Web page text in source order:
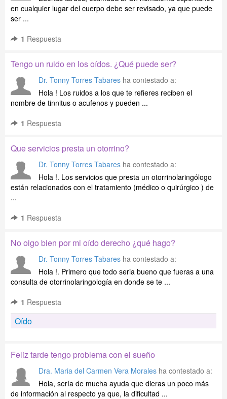
en cualquier lugar del cuerpo debe ser revisado, ya que puede
ser ...
1 Respuesta
Tengo un ruido en los oídos. ¿Qué puede ser?
Dr. Tonny Torres Tabares ha contestado a:
Hola ! Los ruidos a los que te refieres reciben el
nombre de tinnitus o acufenos y pueden ...
1 Respuesta
Que servicios presta un otorrino?
Dr. Tonny Torres Tabares ha contestado a:
Hola !. Los servicios que presta un otorrinolaringólogo
están relacionados con el tratamiento (médico o quirúrgico ) de
...
1 Respuesta
No oigo bien por mi oído derecho ¿qué hago?
Dr. Tonny Torres Tabares ha contestado a:
Hola !. Primero que todo seria bueno que fueras a una
consulta de otorrinolaringología en donde se te ...
1 Respuesta
Oído
Feliz tarde tengo problema con el sueño
Dra. Maria del Carmen Vera Morales ha contestado a:
Hola, sería de mucha ayuda que dieras un poco más
de información al respecto ya que, la dificultad ...